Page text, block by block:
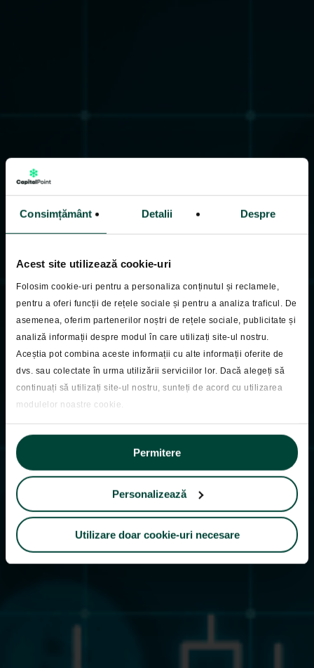
Consimțământ Detalii Despre
Acest site utilizează cookie-uri
Folosim cookie-uri pentru a personaliza conținutul și reclamele,
pentru a oferi funcții de rețele sociale și pentru a analiza traficul. De
asemenea, oferim partenerilor noștri de rețele sociale, publicitate și
analiză informații despre modul în care utilizați site-ul nostru.
Aceștia pot combina aceste informații cu alte informații oferite de
dvs. sau colectate în urma utilizării serviciilor lor. Dacă alegeți să
continuați să utilizați site-ul nostru, sunteți de acord cu utilizarea
modulelor noastre cookie.
Permitere
Personalizează
Utilizare doar cookie-uri necesare
Pastila Financiara
Pastila Financiara
25.03.2025